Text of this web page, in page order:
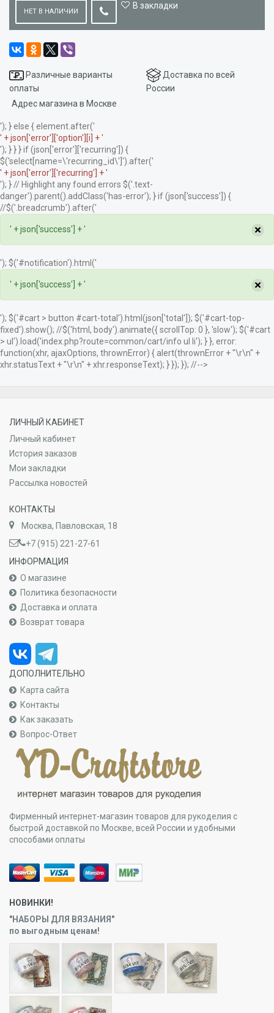
НЕТ В НАЛИЧИИ
В закладки
Различные варианты
оплаты
Доставка по всей
России
Адрес магазина в Москве
'); } else { element.after('
' + json['error']['option'][i] + '
'); } } } if (json['error']['recurring']) {
$('select[name=\'recurring_id\']').after('
' + json['error']['recurring'] + '
'); } // Highlight any found errors $('.text-
danger').parent().addClass('has-error'); } if (json['success']) {
//$('.breadcrumb').after('
' + json['success'] + ' ×
'); $('#notification').html('
' + json['success'] + ' ×
'); $('#cart > button #cart-total').html(json['total']); $('#cart-top-
fixed').show(); //$('html, body').animate({ scrollTop: 0 }, 'slow'); $('#cart
> ul').load('index.php?route=common/cart/info ul li'); } }, error:
function(xhr, ajaxOptions, thrownError) { alert(thrownError + "\r\n" +
xhr.statusText + "\r\n" + xhr.responseText); } }); }); //-->
ЛИЧНЫЙ КАБИНЕТ
Личный кабинет
История заказов
Мои закладки
Рассылка новостей
КОНТАКТЫ
Москва, Павловская, 18
+7 (915) 221-27-61
ИНФОРМАЦИЯ
О магазине
Политика безопасности
Доставка и оплата
Возврат товара
ДОПОЛНИТЕЛЬНО
Карта сайта
Контакты
Как заказать
Вопрос-Ответ
Фирменный интернет-магазин товаров для рукоделия с
быстрой доставкой по Москве, всей России и удобными
способами оплаты
НОВИНКИ!
"НАБОРЫ ДЛЯ ВЯЗАНИЯ"
по выгодным ценам!